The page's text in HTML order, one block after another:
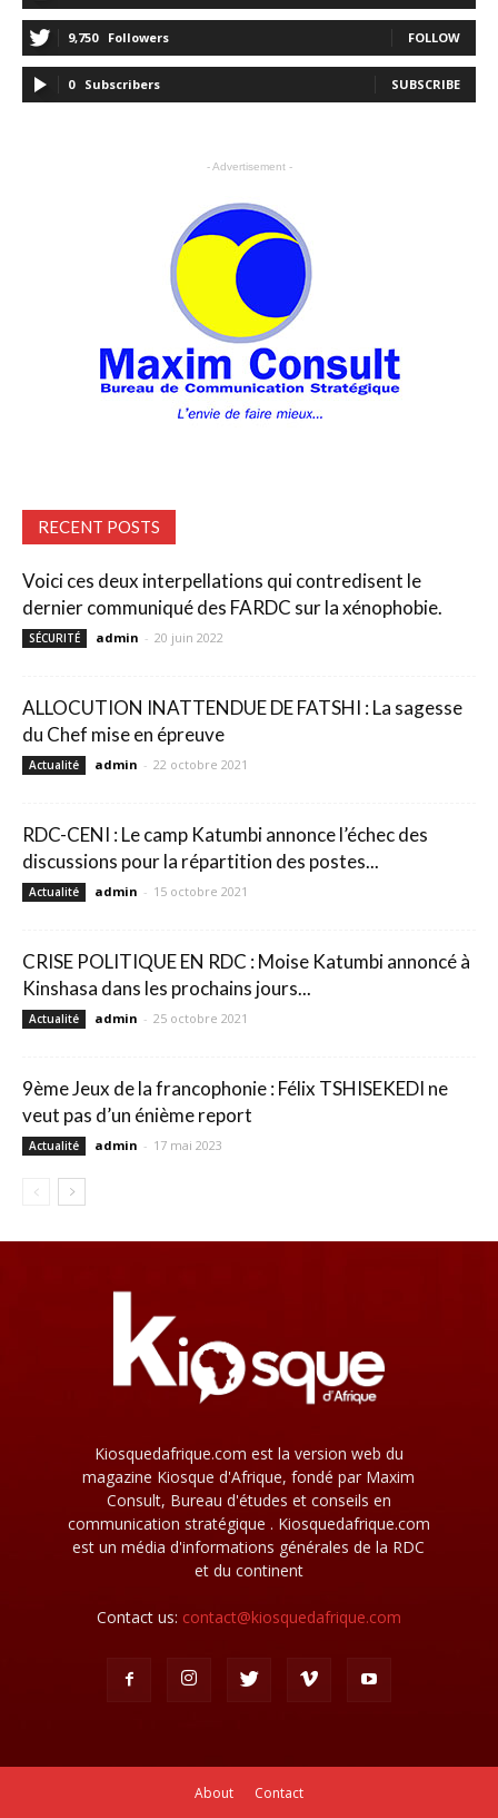
9,750 Followers FOLLOW
0 Subscribers SUBSCRIBE
- Advertisement -
RECENT POSTS
Voici ces deux interpellations qui contredisent le
dernier communiqué des FARDC sur la xénophobie.
SÉCURITÉ admin - 20 juin 2022
ALLOCUTION INATTENDUE DE FATSHI : La sagesse
du Chef mise en épreuve
Actualité admin - 22 octobre 2021
RDC-CENI : Le camp Katumbi annonce l’échec des
discussions pour la répartition des postes...
Actualité admin - 15 octobre 2021
CRISE POLITIQUE EN RDC : Moise Katumbi annoncé à
Kinshasa dans les prochains jours...
Actualité admin - 25 octobre 2021
9ème Jeux de la francophonie : Félix TSHISEKEDI ne
veut pas d’un énième report
Actualité admin - 17 mai 2023
Kiosquedafrique.com est la version web du
magazine Kiosque d'Afrique, fondé par Maxim
Consult, Bureau d'études et conseils en
communication stratégique . Kiosquedafrique.com
est un média d'informations générales de la RDC
et du continent
Contact us: contact@kiosquedafrique.com
About Contact